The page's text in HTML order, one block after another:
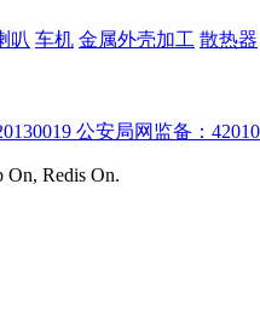
叭 车机 金属外壳加工 散热器
公安局网监备：
On, Redis On.